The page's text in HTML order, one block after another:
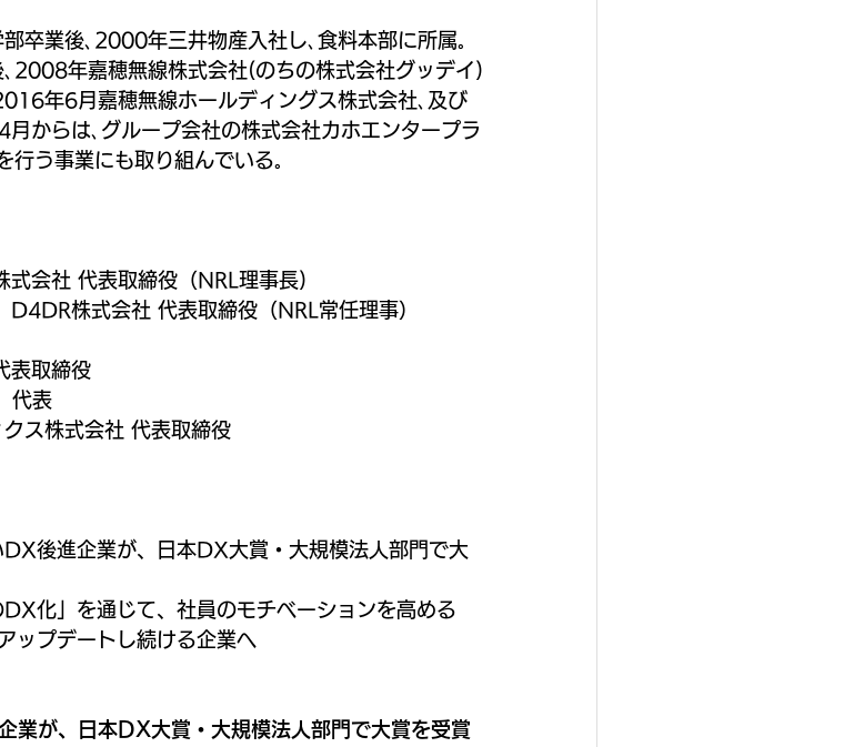
卒業後､2000年三井物産入社し､食料本部に所属｡
2008年嘉穂無線株式会社(のちの株式会社グッデイ)
年6月嘉穂無線ホールディングス株式会社､及び
からは､グループ会社の株式会社カホエンタープラ
行う事業にも取り組んでいる｡
会社 代表取締役（NRL理事長)
株式会社 代表取締役（NRL常任理事）
表取締役
代表
ス株式会社 代表取締役
後進企業が、日本DX大賞・大規模法人部門で大
化」を通じて、社員のモチベーションを高める
ップデートし続ける企業へ
業が、日本DX大賞・大規模法人部門で大賞を受賞